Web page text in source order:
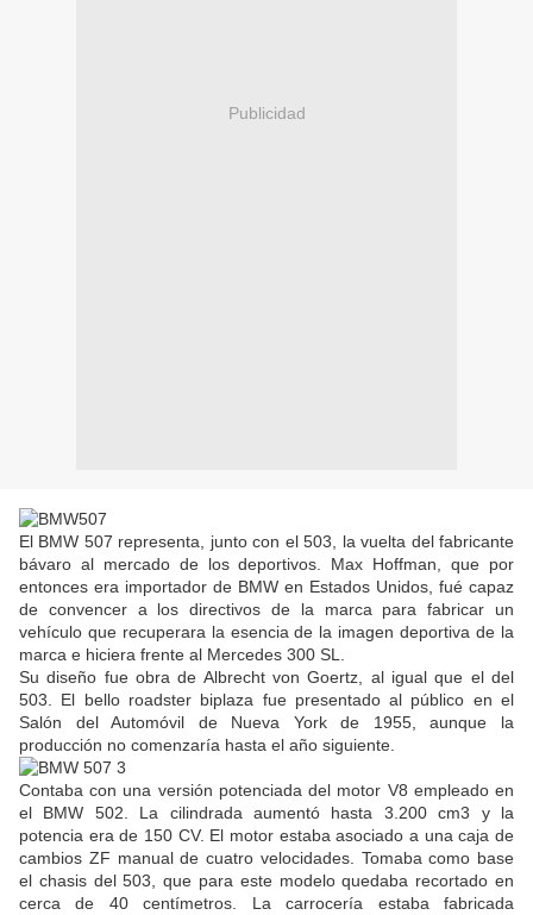
Publicidad
El BMW 507 representa, junto con el 503, la vuelta del fabricante
bávaro al mercado de los deportivos. Max Hoffman, que por
entonces era importador de BMW en Estados Unidos, fué capaz
de convencer a los directivos de la marca para fabricar un
vehículo que recuperara la esencia de la imagen deportiva de la
marca e hiciera frente al Mercedes 300 SL.
Su diseño fue obra de Albrecht von Goertz, al igual que el del
503. El bello roadster biplaza fue presentado al público en el
Salón del Automóvil de Nueva York de 1955, aunque la
producción no comenzaría hasta el año siguiente.
Contaba con una versión potenciada del motor V8 empleado en
el BMW 502. La cilindrada aumentó hasta 3.200 cm3 y la
potencia era de 150 CV. El motor estaba asociado a una caja de
cambios ZF manual de cuatro velocidades. Tomaba como base
el chasis del 503, que para este modelo quedaba recortado en
cerca de 40 centímetros. La carrocería estaba fabricada